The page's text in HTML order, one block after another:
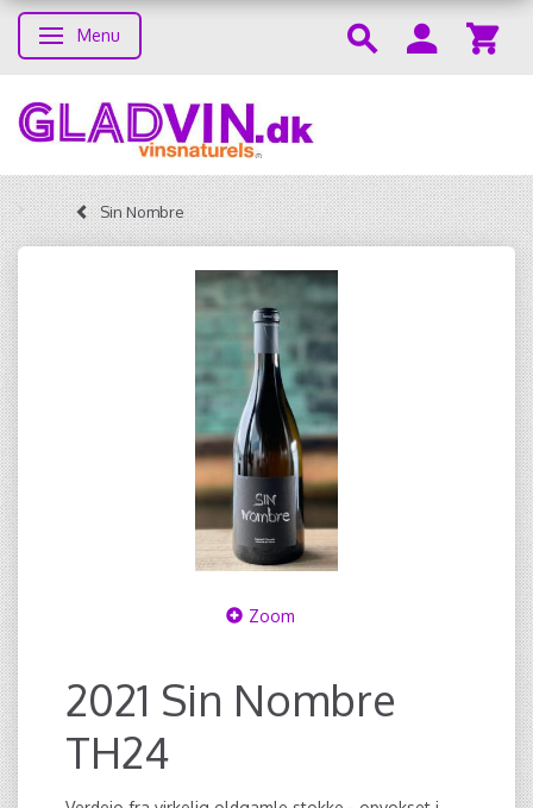
Skifte navigation
Menu
Sin Nombre
Zoom
2021 Sin Nombre
TH24